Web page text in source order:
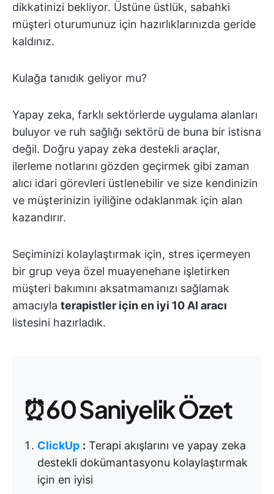
dikkatinizi bekliyor. Üstüne üstlük, sabahki
müşteri oturumunuz için hazırlıklarınızda geride
kaldınız.
Kulağa tanıdık geliyor mu?
Yapay zeka, farklı sektörlerde uygulama alanları
buluyor ve ruh sağlığı sektörü de buna bir istisna
değil. Doğru yapay zeka destekli araçlar,
ilerleme notlarını gözden geçirmek gibi zaman
alıcı idari görevleri üstlenebilir ve size kendinizin
ve müşterinizin iyiliğine odaklanmak için alan
kazandırır.
Seçiminizi kolaylaştırmak için, stres içermeyen
bir grup veya özel muayenehane işletirken
müşteri bakımını aksatmamanızı sağlamak
amacıyla terapistler için en iyi 10 AI aracı
listesini hazırladık.
⏰60 Saniyelik Özet
ClickUp : Terapi akışlarını ve yapay zeka
destekli dokümantasyonu kolaylaştırmak
için en iyisi